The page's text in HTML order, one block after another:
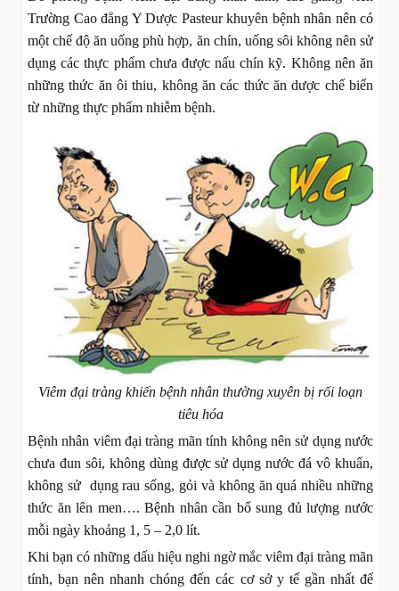
Trường Cao đẳng Y Dược Pasteur khuyên bệnh nhân nên có
một chế độ ăn uống phù hợp, ăn chín, uống sôi không nên sử
dụng các thực phẩm chưa được nấu chín kỹ. Không nên ăn
những thức ăn ôi thiu, không ăn các thức ăn dược chế biến
từ những thực phẩm nhiễm bệnh.
Viêm đại tràng khiến bệnh nhân thường xuyên bị rối loạn
tiêu hóa
Bệnh nhân viêm đại tràng mãn tính không nên sử dụng nước
chưa đun sôi, không dùng được sử dụng nước đá vô khuẩn,
không sử dụng rau sống, gỏi và không ăn quá nhiều những
thức ăn lên men…. Bệnh nhân cần bổ sung đủ lượng nước
mỗi ngày khoảng 1, 5 – 2,0 lít.
Khi bạn có những dấu hiệu nghi ngờ mắc viêm đại tràng mãn
tính, bạn nên nhanh chóng đến các cơ sở y tế gần nhất để